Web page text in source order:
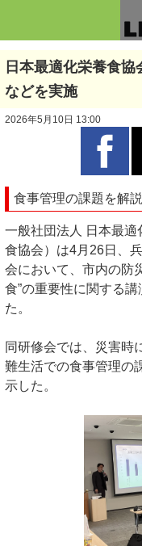
日本最適化栄養食
などを実施
2026年5月10日 13:00
食事管理の課題を解
一般社団法人 日本最
食協会）は4月26日、
会において、市内の防
食”の重要性に関する
た。
同研修会では、災害時
難生活での食事管理の
示した。